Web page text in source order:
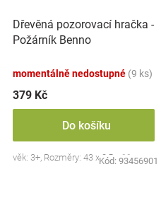
Dřevěná pozorovací hračka -
Požárník Benno
momentálně nedostupné (9 ks)
379 Kč
Do košíku
věk: 3+, Rozměry: 43 x 8,5 x 11 cm.
Kód: 93456901